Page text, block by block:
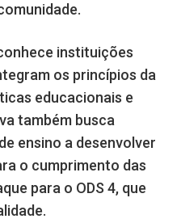
instituições
os princípios da
educacionais e
também busca
ensino a desenvolver
o cumprimento das
para o ODS 4, que